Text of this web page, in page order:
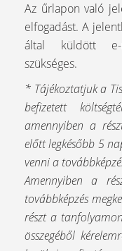
Az űrlapon való
elfogadást. A
által küldött e-
szükséges.
* Tájékoztatjuk a
befizetett
amennyiben a
előtt legkésőbb 5
venni a
Amennyiben a
továbbképzés
részt a
összegéből